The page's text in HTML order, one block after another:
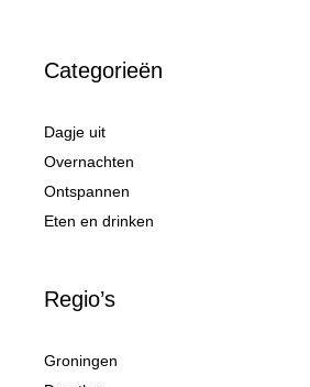
Categorieën
Dagje uit
Overnachten
Ontspannen
Eten en drinken
Regio’s
Groningen